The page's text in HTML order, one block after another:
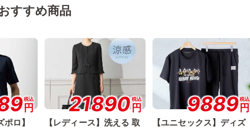
すすめ商品
税込
円
ポロ】
21890税込
円
【レディース】洗える 取
9889税込
円
【ユニセックス】ディズ